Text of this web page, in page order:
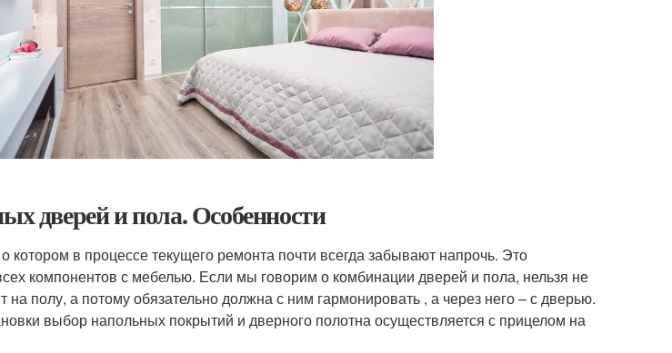
дверей и пола. Особенности
котором в процессе текущего ремонта почти всегда забывают напрочь. Это
компонентов с мебелью. Если мы говорим о комбинации дверей и пола, нельзя не
на полу, а потому обязательно должна с ним гармонировать , а через него – с дверью.
выбор напольных покрытий и дверного полотна осуществляется с прицелом на